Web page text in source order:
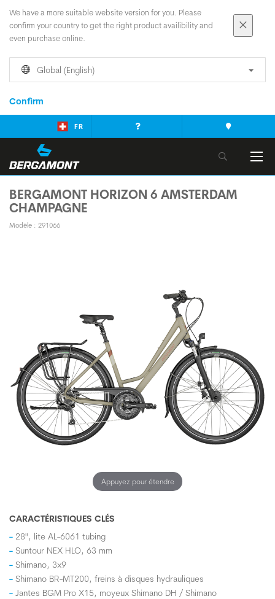
We have a more suitable website version for you. Please
confirm your country to get the right product availibility and
even purchase online.
Global (English)
Confirm
FR
BERGAMONT HORIZON 6 AMSTERDAM
CHAMPAGNE
Modèle : 291066
Appuyez pour étendre
CARACTÉRISTIQUES CLÉS
28", lite AL-6061 tubing
Suntour NEX HLO, 63 mm
Shimano, 3x9
Shimano BR-MT200, freins à disques hydrauliques
Jantes BGM Pro X15, moyeux Shimano DH / Shimano